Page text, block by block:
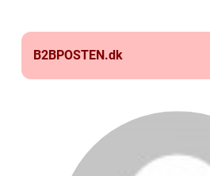
B2BPOSTEN.dk